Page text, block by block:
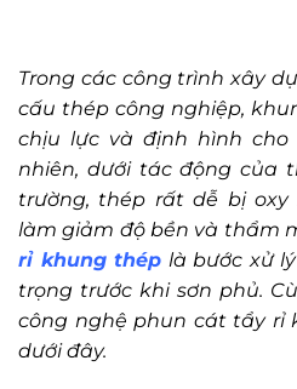
Trong các công trình xây
cấu thép công nghiệp,
chịu lực và định hình cho
nhiên, dưới tác động của
trường, thép rất dễ bị
làm giảm độ bền và thẩm
rỉ khung thép là bước xử
trọng trước khi sơn phủ.
công nghệ phun cát tẩy rỉ
dưới đây.